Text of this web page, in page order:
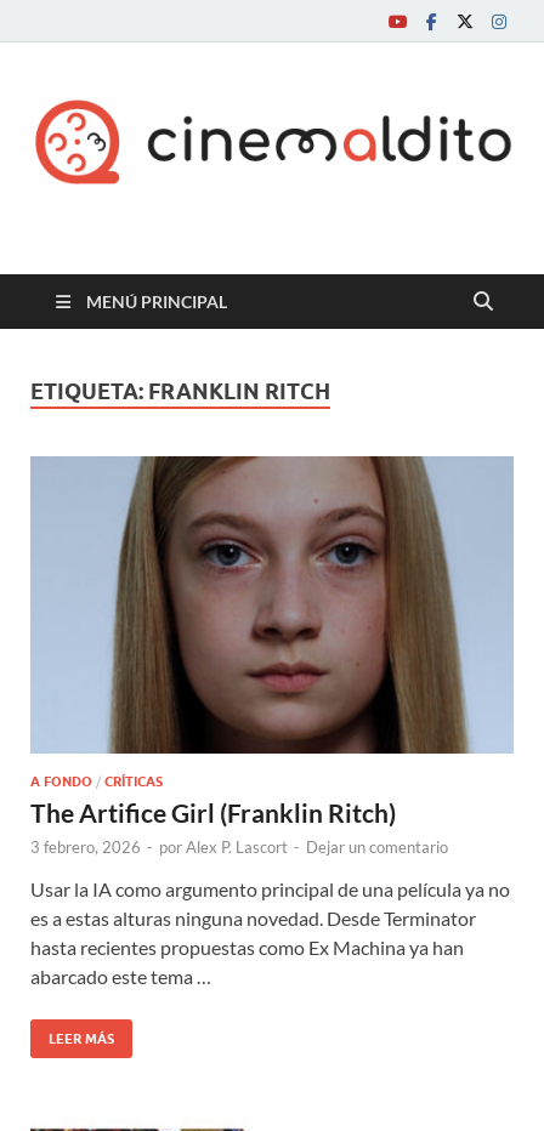
Cine maldito
MENÚ PRINCIPAL
ETIQUETA: FRANKLIN RITCH
A FONDO / CRÍTICAS
The Artifice Girl (Franklin Ritch)
3 febrero, 2026 - porAlex P. Lascort - Dejar un comentario
Usar la IA como argumento principal de una película ya no
es a estas alturas ninguna novedad. Desde Terminator
hasta recientes propuestas como Ex Machina ya han
abarcado este tema …
LEER MÁS